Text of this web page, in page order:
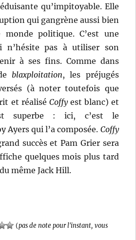
qu’impitoyable. Elle
qui gangrène aussi bien
politique. C’est une
n’hésite pas à utiliser son
à ses fins. Comme dans
blaxploitation, les préjugés
(à noter toutefois que
et réalisé Coffyest blanc) et
superbe : ici, c’est le
Ayers qui l’a composée. Coffy
succès et Pam Grier sera
quelques mois plus tard
du même Jack Hill.
(pas de note pour l'instant, vous